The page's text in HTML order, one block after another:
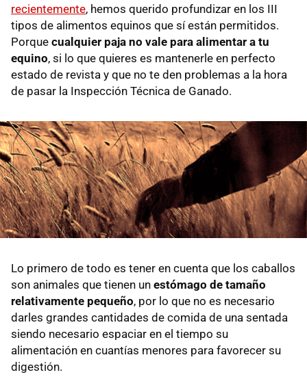
recientemente, hemos querido profundizar en los III
tipos de alimentos equinos que sí están permitidos.
Porque cualquier paja no vale para alimentar a tu
equino, si lo que quieres es mantenerle en perfecto
estado de revista y que no te den problemas a la hora
de pasar la Inspección Técnica de Ganado.
Lo primero de todo es tener en cuenta que los caballos
son animales que tienen un estómago de tamaño
relativamente pequeño, por lo que no es necesario
darles grandes cantidades de comida de una sentada
siendo necesario espaciar en el tiempo su
alimentación en cuantías menores para favorecer su
digestión.